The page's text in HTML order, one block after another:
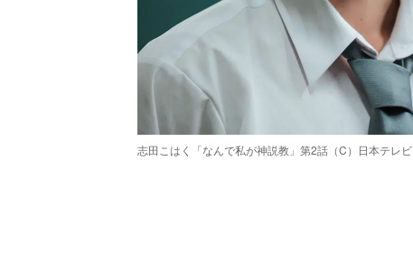
志田こはく「なんで私が神説教」第2話（C）日本テレビ